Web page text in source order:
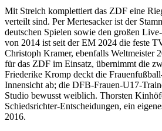
Mit Streich komplettiert das ZDF eine
verteilt sind. Per Mertesacker ist der
deutschen Spielen sowie den großen
von 2014 ist seit der EM 2024 die feste
Christoph Kramer, ebenfalls Weltmeister
für das ZDF im Einsatz, übernimmt die
Friederike Kromp deckt die
Innensicht ab; die DFB-Frauen-U17-
Studio bewusst weiblich. Thorsten
Schiedsrichter-Entscheidungen, ein
2016.